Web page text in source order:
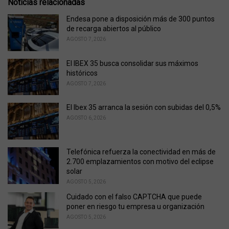
:
Noticias relacionadas
Endesa pone a disposición más de 300 puntos
de recarga abiertos al público
AGOSTO 7, 2026
El IBEX 35 busca consolidar sus máximos
históricos
AGOSTO 7, 2026
El Ibex 35 arranca la sesión con subidas del 0,5%
AGOSTO 6, 2026
Telefónica refuerza la conectividad en más de
2.700 emplazamientos con motivo del eclipse
solar
AGOSTO 5, 2026
Cuidado con el falso CAPTCHA que puede
poner en riesgo tu empresa u organización
AGOSTO 5, 2026